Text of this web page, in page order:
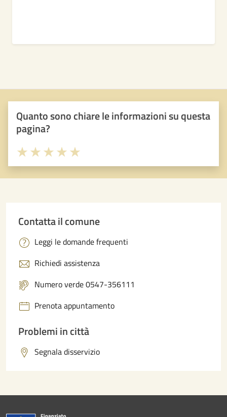
Quanto sono chiare le informazioni su questa
pagina?
Valuta 5 stelle su 5
Valuta 4 stelle su 5
Valuta 3 stelle su 5
Valuta 2 stelle su 5
Valuta 1 stelle su 5
Contatta il comune
Leggi le domande frequenti
Richiedi assistenza
Numero verde 0547-356111
Prenota appuntamento
Problemi in città
Segnala disservizio